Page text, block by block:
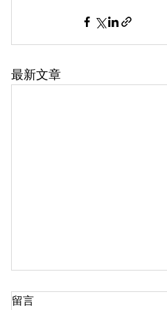
最新文章
留言